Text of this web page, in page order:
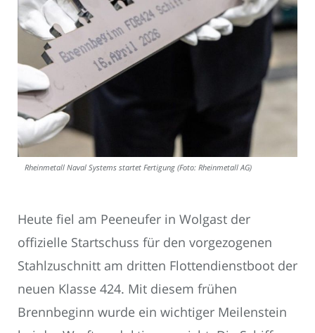
Rheinmetall Naval Systems startet Fertigung (Foto: Rheinmetall AG)
Heute fiel am Peeneufer in Wolgast der
offizielle Startschuss für den vorgezogenen
Stahlzuschnitt am dritten Flottendienstboot der
neuen Klasse 424. Mit diesem frühen
Brennbeginn wurde ein wichtiger Meilenstein